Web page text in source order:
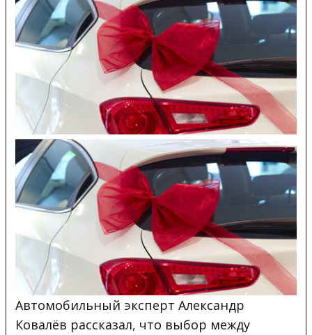
Автомобильный эксперт Александр
Ковалёв рассказал, что выбор между